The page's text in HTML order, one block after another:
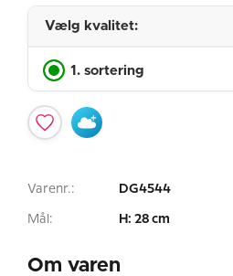
Vælg kvalitet:
1. sortering
Varenr.: DG4544
Mål: H: 28 cm
Om varen